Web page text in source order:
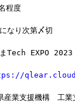
程度
なり次第〆切
Tech EXPO 2023
業支援機構　工業